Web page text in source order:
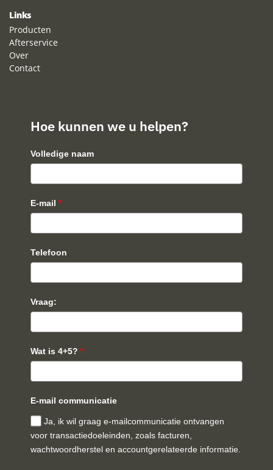
Links
Producten
Afterservice
Over
Contact
Hoe kunnen we u helpen?
Volledige naam
E-mail *
Telefoon
Vraag:
Wat is 4+5? *
E-mail communicatie
Ja, ik wil graag e-mailcommunicatie ontvangen
voor transactiedoeleinden, zoals facturen,
wachtwoordherstel en accountgerelateerde informatie.